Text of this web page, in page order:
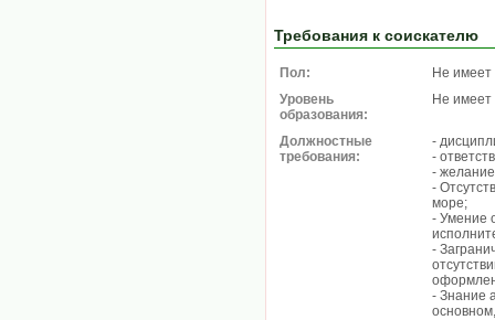
Требования к соискателю
Пол:
Не имеет
Уровень
образования:
Не имеет
Должностные
требования:
-
-
-
-
море;
- Умение
-
- Знание